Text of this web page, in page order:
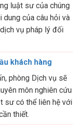
luật sư của chúng
dung của câu hỏi và
vụ pháp lý đối
khách hàng
phòng Dịch vụ sẽ
môn nghiên cứu
sư có thể liên hệ với
thiết.